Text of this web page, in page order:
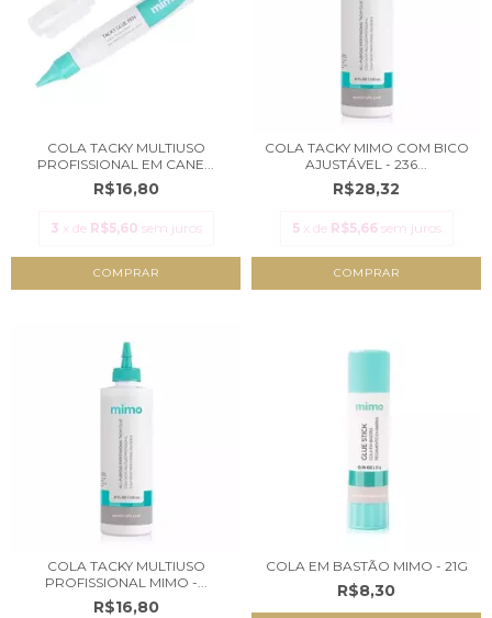
COLA TACKY MULTIUSO
PROFISSIONAL EM CANE...
R$16,80
3 x de R$5,60 sem juros
COLA TACKY MIMO COM BICO
AJUSTÁVEL - 236...
R$28,32
5 x de R$5,66 sem juros
COLA TACKY MULTIUSO
PROFISSIONAL MIMO -...
R$16,80
COLA EM BASTÃO MIMO - 21G
R$8,30